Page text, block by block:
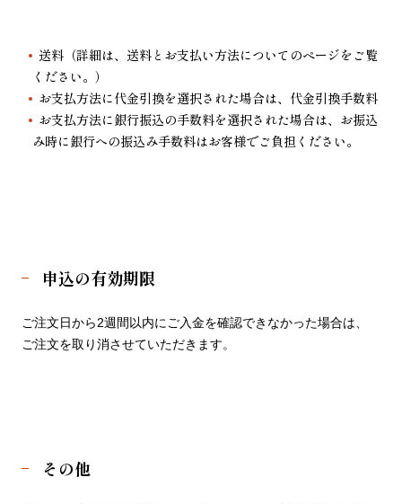
送料（詳細は、送料とお支払い方法についてのページをご覧
ください。）
お支払方法に代金引換を選択された場合は、代金引換手数料
お支払方法に銀行振込の手数料を選択された場合は、お振込
み時に銀行への振込み手数料はお客様でご負担ください。
申込の有効期限
ご注文日から2週間以内にご入金を確認できなかった場合は、
ご注文を取り消させていただきます。
その他